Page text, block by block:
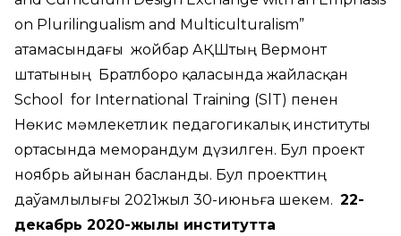
on Plurilingualism and Multiculturalism”
атамасындағы жойбар АҚШтың Вермонт
штатының Братлборо қаласында жайласқан
School for International Training (SlT) пенен
Нөкис мәмлекетлик педагогикалық институты
ортасында меморандум дүзилген. Бул проект
ноябрь айынан басланды. Бул проекттиң
даўамлылығы 2021жыл 30-июньға шекем. 22-
декабрь 2020-жылы институтта